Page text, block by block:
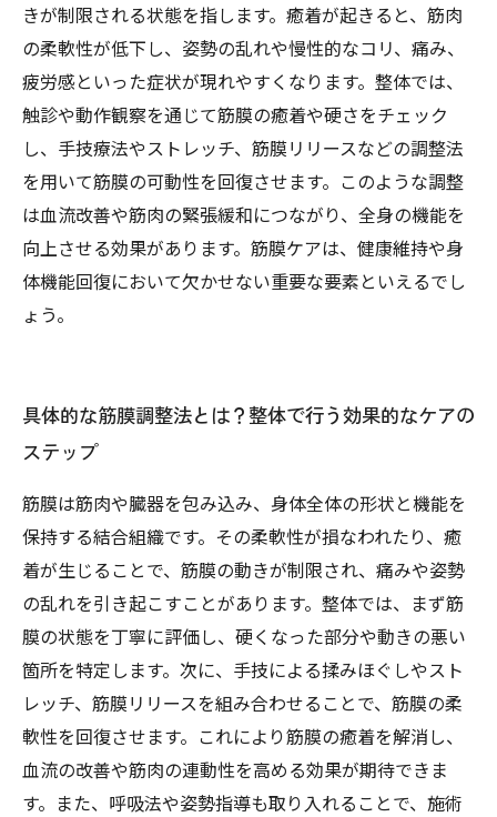
きが制限される状態を指します。癒着が起きると、筋肉
の柔軟性が低下し、姿勢の乱れや慢性的なコリ、痛み、
疲労感といった症状が現れやすくなります。整体では、
触診や動作観察を通じて筋膜の癒着や硬さをチェック
し、手技療法やストレッチ、筋膜リリースなどの調整法
を用いて筋膜の可動性を回復させます。このような調整
は血流改善や筋肉の緊張緩和につながり、全身の機能を
向上させる効果があります。筋膜ケアは、健康維持や身
体機能回復において欠かせない重要な要素といえるでし
ょう。
具体的な筋膜調整法とは？整体で行う効果的なケアの
ステップ
筋膜は筋肉や臓器を包み込み、身体全体の形状と機能を
保持する結合組織です。その柔軟性が損なわれたり、癒
着が生じることで、筋膜の動きが制限され、痛みや姿勢
の乱れを引き起こすことがあります。整体では、まず筋
膜の状態を丁寧に評価し、硬くなった部分や動きの悪い
箇所を特定します。次に、手技による揉みほぐしやスト
レッチ、筋膜リリースを組み合わせることで、筋膜の柔
軟性を回復させます。これにより筋膜の癒着を解消し、
血流の改善や筋肉の連動性を高める効果が期待できま
す。また、呼吸法や姿勢指導も取り入れることで、施術